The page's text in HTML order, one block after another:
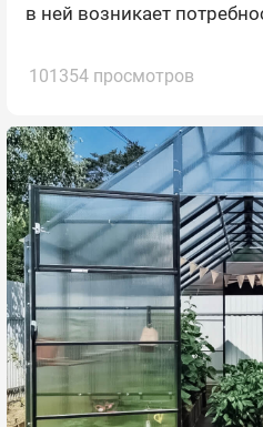
в ней возникает
101354 просмотров